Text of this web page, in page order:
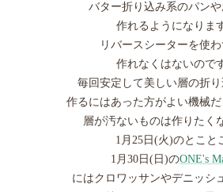
バター折り込み系のパンや
作れるようになりま
リバースシーターを使
作れなくはないので
毎回安定して美しい層の折
作るにはあった方がよい機械だ
層が汚ないものは作りたく
1月25日(火)のとこと
1月30日(日)のONE's
にはクロワッサンやデニッシ